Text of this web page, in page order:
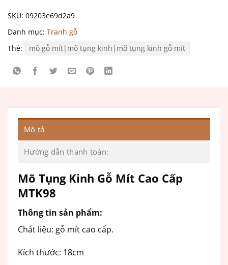
SKU: 09203e69d2a9
Danh mục: Tranh gỗ
Thẻ:
mõ gỗ mít|mõ tụng kinh|mõ tụng kinh gỗ mít
Mô tả
Hướng dẫn thanh toán:
Mõ Tụng Kinh Gỗ Mít Cao Cấp
MTK98
Thông tin sản phẩm:
Chất liệu: gỗ mít cao cấp.
Kích thước: 18cm